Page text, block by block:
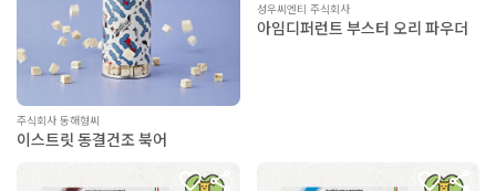
주식회사 동해형씨
이스트릿 동결건조 북어
성우씨엔티 주식회사
아임디퍼런트 부스터 오리 파우더